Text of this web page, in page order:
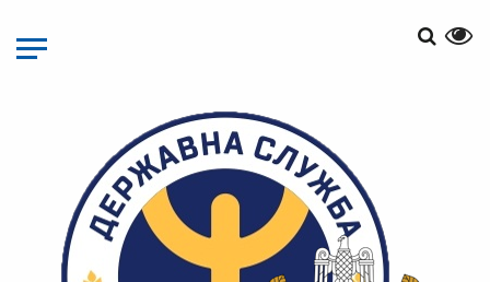
основного
матеріалу